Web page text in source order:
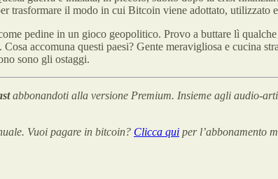
trasformare il modo in cui Bitcoin viene adottato, utilizzato
pedine in un gioco geopolitico. Provo a buttare lì
accomuna questi paesi? Gente meravigliosa e cucina
sono gli ostaggi.
abbonandoti alla versione Premium. Insieme agli audio-
Vuoi pagare in bitcoin? Clicca qui per l’abbonamento